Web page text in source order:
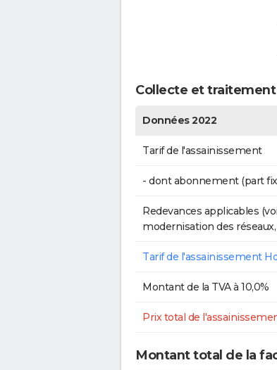
Collecte et
Données 2022
Tarif de l'assainissement
- dont abonnement (part
Redevances applicables
modernisation des réseaux,
Tarif de l'assainissement
Montant de la TVA à 10,0%
Prix total de
Montant total de la